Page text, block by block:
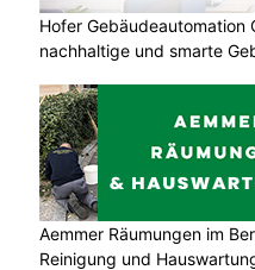
Hofer Gebäudeautomation
nachhaltige und smarte
Aemmer Räumungen im
Reinigung und